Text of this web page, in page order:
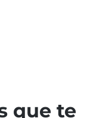
que te